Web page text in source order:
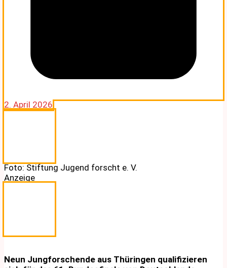
2. April 2026
Foto: Stiftung Jugend forscht e. V.
Anzeige
Neun Jungforschende aus Thüringen qualifizieren